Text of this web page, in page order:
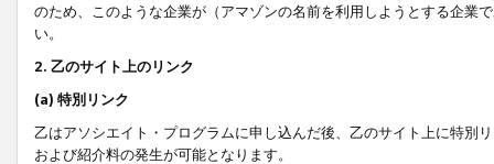
のため、このような企業が（アマゾンの名前を利用しようとする企業
い。
2. 乙のサイト上のリンク
(a) 特別リンク
乙はアソシエイト・プログラムに申し込んだ後、乙のサイト上に特別
および紹介料の発生が可能となります。